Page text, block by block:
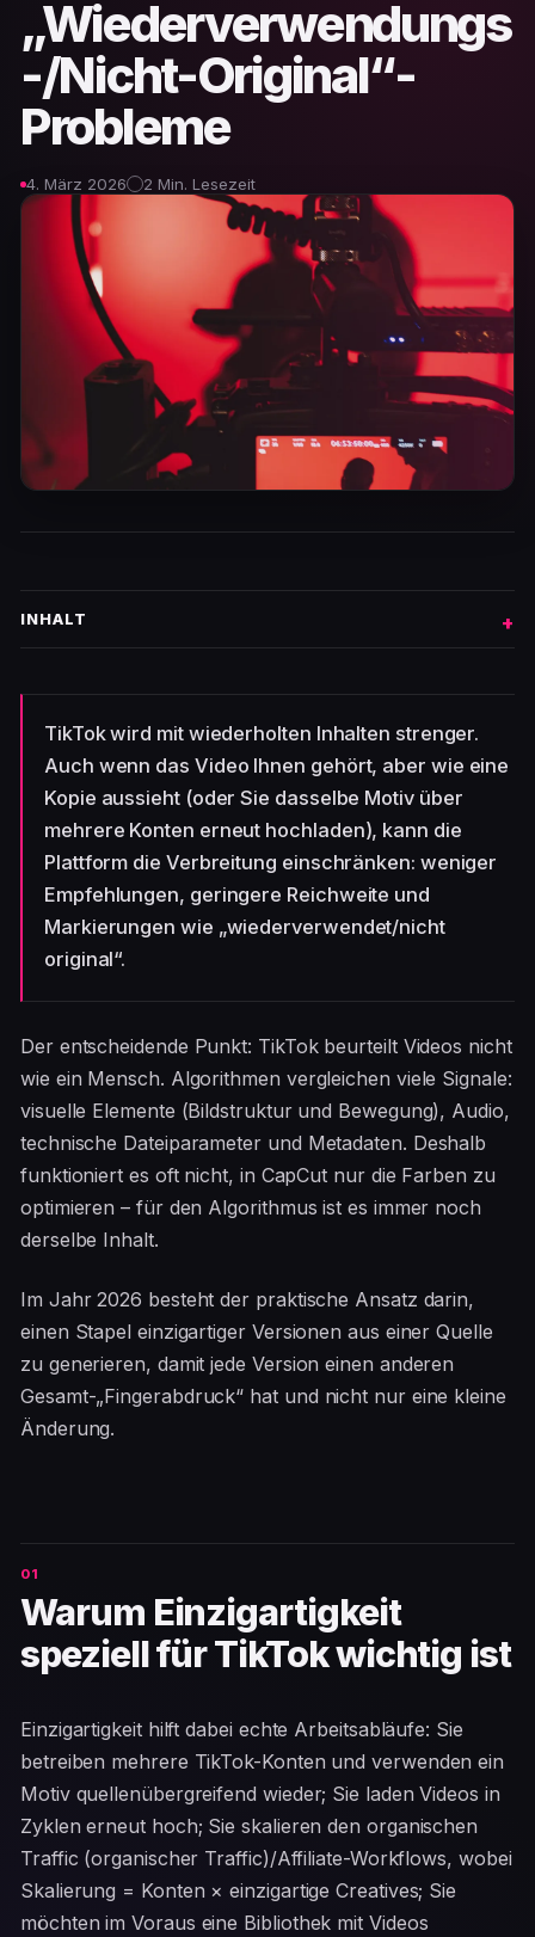
„Wiederverwendungs
-/Nicht-Original“-
Probleme
4. März 2026 2 Min. Lesezeit
INHALT
TikTok wird mit wiederholten Inhalten strenger.
Auch wenn das Video Ihnen gehört, aber wie eine
Kopie aussieht (oder Sie dasselbe Motiv über
mehrere Konten erneut hochladen), kann die
Plattform die Verbreitung einschränken: weniger
Empfehlungen, geringere Reichweite und
Markierungen wie „wiederverwendet/nicht
original“.
Der entscheidende Punkt: TikTok beurteilt Videos nicht
wie ein Mensch. Algorithmen vergleichen viele Signale:
visuelle Elemente (Bildstruktur und Bewegung), Audio,
technische Dateiparameter und Metadaten. Deshalb
funktioniert es oft nicht, in CapCut nur die Farben zu
optimieren – für den Algorithmus ist es immer noch
derselbe Inhalt.
Im Jahr 2026 besteht der praktische Ansatz darin,
einen Stapel einzigartiger Versionen aus einer Quelle
zu generieren, damit jede Version einen anderen
Gesamt-„Fingerabdruck“ hat und nicht nur eine kleine
Änderung.
Warum Einzigartigkeit
speziell für TikTok wichtig ist
Einzigartigkeit hilft dabei echte Arbeitsabläufe: Sie
betreiben mehrere TikTok-Konten und verwenden ein
Motiv quellenübergreifend wieder; Sie laden Videos in
Zyklen erneut hoch; Sie skalieren den organischen
Traffic (organischer Traffic)/Affiliate-Workflows, wobei
Skalierung = Konten × einzigartige Creatives; Sie
möchten im Voraus eine Bibliothek mit Videos